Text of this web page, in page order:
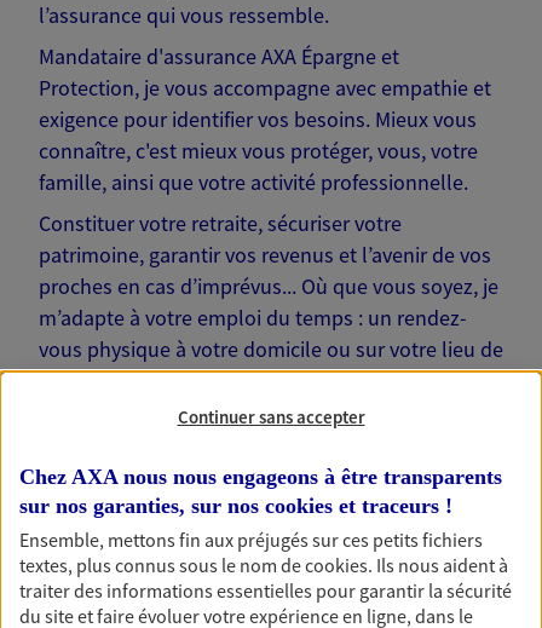
l’assurance qui vous ressemble.
Mandataire d'assurance AXA Épargne et
Protection, je vous accompagne avec empathie et
exigence pour identifier vos besoins. Mieux vous
connaître, c'est mieux vous protéger, vous, votre
famille, ainsi que votre activité professionnelle.
Constituer votre retraite, sécuriser votre
patrimoine, garantir vos revenus et l’avenir de vos
proches en cas d’imprévus... Où que vous soyez, je
m’adapte à votre emploi du temps : un rendez-
vous physique à votre domicile ou sur votre lieu de
travail… Je suis là pour échanger avec vous !
Nos offres phares
Continuer sans accepter
Chez AXA nous nous engageons à être transparents
sur nos garanties, sur nos cookies et traceurs !
Ensemble, mettons fin aux préjugés sur ces petits fichiers
textes, plus connus sous le nom decookies. Ils nous aident à
traiter des informations essentielles pour garantir la sécurité
du site et faire évoluer votre expérience en ligne, dans le